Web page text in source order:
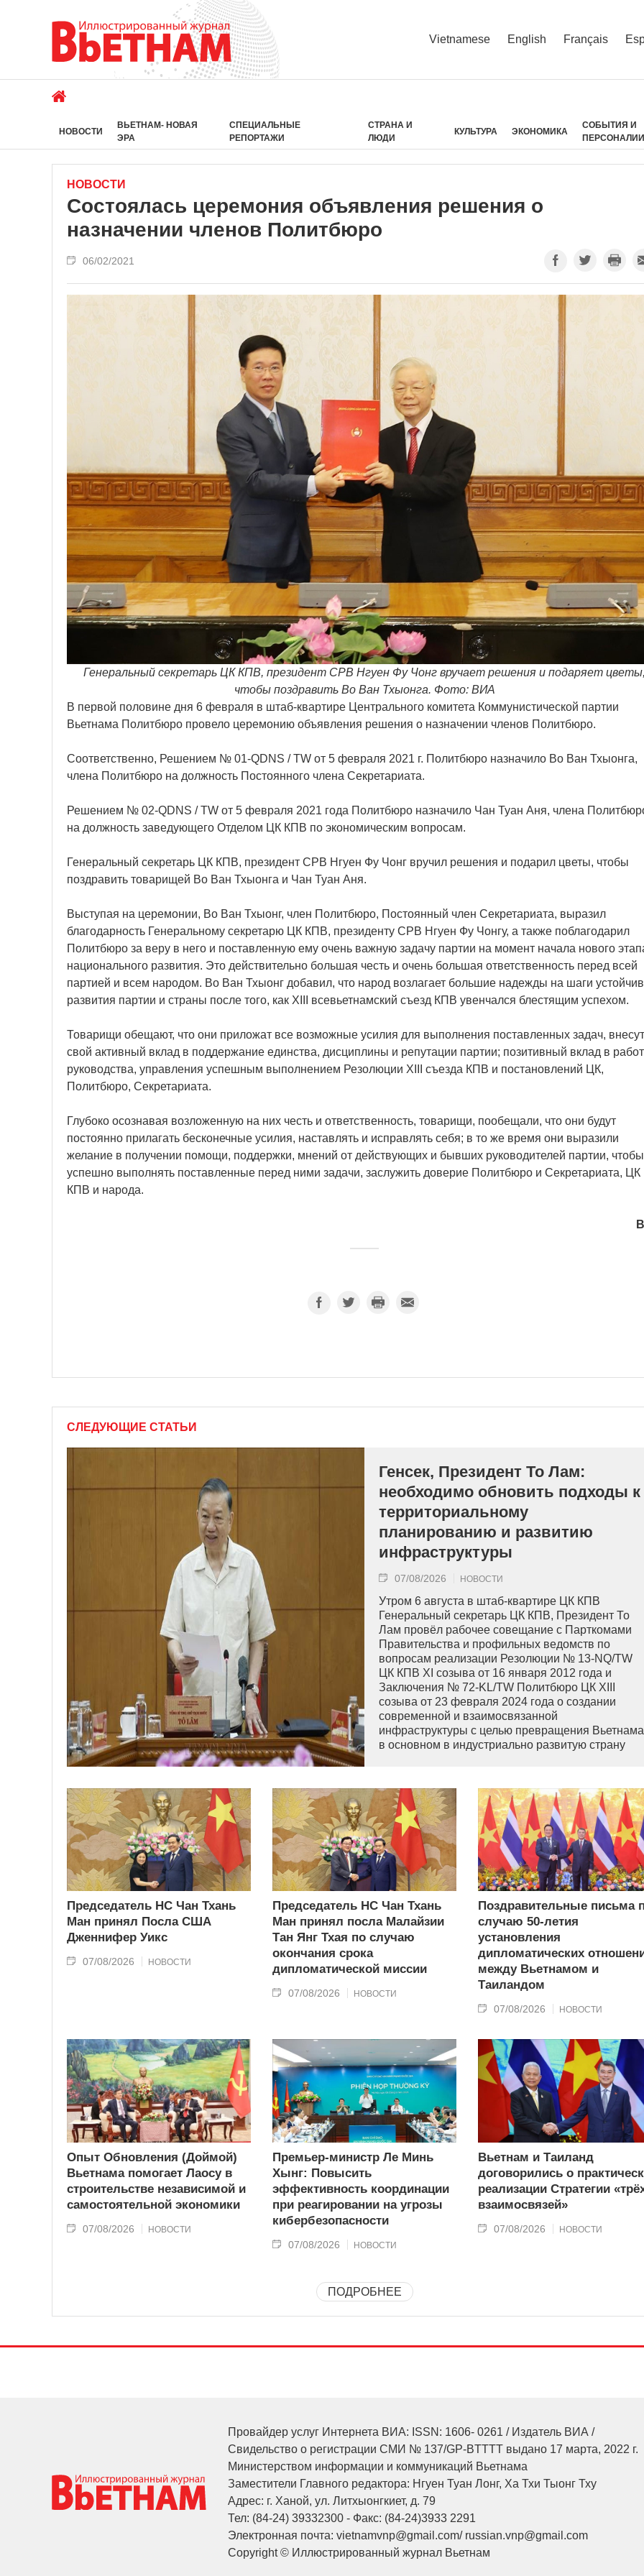
Vietnamese English Français
НОВОСТИ
ВЬЕТНАМ- НОВАЯ
ЭРА
СПЕЦИАЛЬНЫЕ
РЕПОРТАЖИ
СТРАНА И
ЛЮДИ
КУЛЬТУРА ЭКОНОМИКА
СОБЫТИЯ И
НОВОСТИ
Состоялась церемония объявления решения о
назначении членов Политбюро
06/02/2021
Генеральный секретарь ЦК КПВ, президент СРВ Нгуен Фу Чонг вручает решения и подаряет
чтобы поздравить Во Ван Тхыонга. Фото: ВИА
В первой половине дня 6 февраля в штаб-квартире Центрального комитета Коммунистической партии
Вьетнама Политбюро провело церемонию объявления решения о назначении членов Политбюро.
Соответственно, Решением № 01-QDNS / TW от 5 февраля 2021 г. Политбюро назначило Во Ван Тхыонга,
члена Политбюро на должность Постоянного члена Секретариата.
Решением № 02-QDNS / TW от 5 февраля 2021 года Политбюро назначило Чан Туан Аня, члена
на должность заведующего Отделом ЦК КПВ по экономическим вопросам.
Генеральный секретарь ЦК КПВ, президент СРВ Нгуен Фу Чонг вручил решения и подарил цветы, чтобы
поздравить товарищей Во Ван Тхыонга и Чан Туан Аня.
Выступая на церемонии, Во Ван Тхыонг, член Политбюро, Постоянный член Секретариата, выразил
благодарность Генеральному секретарю ЦК КПВ, президенту СРВ Нгуен Фу Чонгу, а также поблагодарил
Политбюро за веру в него и поставленную ему очень важную задачу партии на момент начала нового
национального развития. Это действительно большая честь и очень большая ответственность перед всей
партией и всем народом. Во Ван Тхыонг добавил, что народ возлагает большие надежды на шаги
развития партии и страны после того, как XIII всевьетнамский съезд КПВ увенчался блестящим успехом.
Товарищи обещают, что они приложат все возможные усилия для выполнения поставленных задач, внесут
свой активный вклад в поддержание единства, дисциплины и репутации партии; позитивный вклад в
руководства, управления успешным выполнением Резолюции XIII съезда КПВ и постановлений ЦК,
Политбюро, Секретариата.
Глубоко осознавая возложенную на них честь и ответственность, товарищи, пообещали, что они будут
постоянно прилагать бесконечные усилия, наставлять и исправлять себя; в то же время они выразили
желание в получении помощи, поддержки, мнений от действующих и бывших руководителей партии, чтобы
успешно выполнять поставленные перед ними задачи, заслужить доверие Политбюро и Секретариата, ЦК
КПВ и народа.
СЛЕДУЮЩИЕ СТАТЬИ
Генсек, Президент То Лам:
необходимо обновить подходы к
территориальному
планированию и развитию
инфраструктуры
07/08/2026 НОВОСТИ
Утром 6 августа в штаб-квартире ЦК КПВ
Генеральный секретарь ЦК КПВ, Президент То
Лам провёл рабочее совещание с Парткомами
Правительства и профильных ведомств по
вопросам реализации Резолюции № 13-NQ/TW
ЦК КПВ XI созыва от 16 января 2012 года и
Заключения № 72-KL/TW Политбюро ЦК XIII
созыва от 23 февраля 2024 года о создании
современной и взаимосвязанной
инфраструктуры с целью превращения Вьетнама
в основном в индустриально развитую страну
Председатель НС Чан Тхань
Ман принял Посла США
Дженнифер Уикс
07/08/2026 НОВОСТИ
Председатель НС Чан Тхань
Ман принял посла Малайзии
Тан Янг Тхая по случаю
окончания срока
дипломатической миссии
07/08/2026 НОВОСТИ
Поздравительные письма
случаю 50-летия
установления
дипломатических
между Вьетнамом и
Таиландом
07/08/2026 НОВОСТИ
Опыт Обновления (Доймой)
Вьетнама помогает Лаосу в
строительстве независимой и
самостоятельной экономики
07/08/2026 НОВОСТИ
Премьер-министр Ле Минь
Хынг: Повысить
эффективность координации
при реагировании на угрозы
кибербезопасности
07/08/2026 НОВОСТИ
Вьетнам и Таиланд
договорились о
реализации Стратегии
взаимосвязей»
07/08/2026 НОВОСТИ
ПОДРОБНЕЕ
Провайдер услуг Интернета ВИА: ISSN: 1606- 0261 / Издатель ВИА /
Свидельство о регистрации СМИ № 137/GP-BTTTT выдано 17 марта, 2022 г.
Министерством информации и коммуникаций Вьетнама
Заместители Главного редактора: Нгуен Туан Лонг, Ха Тхи Тыонг Тху
Адрес: г. Ханой, ул. Литхыонгкиет, д. 79
Тел: (84-24) 39332300 - Факс: (84-24)3933 2291
Электронная почта: vietnamvnp@gmail.com/ russian.vnp@gmail.com